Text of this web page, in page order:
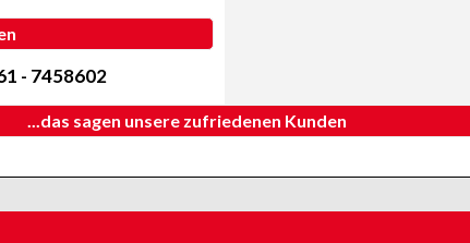
- 7458602
...das sagen unsere zufriedenen Kunden